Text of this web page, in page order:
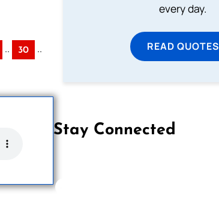
.. 30 ..
every day.
READ QUOTES
Stay Connected
Follow us on Facebook